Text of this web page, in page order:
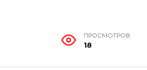
ПРОСМОТРОВ
18